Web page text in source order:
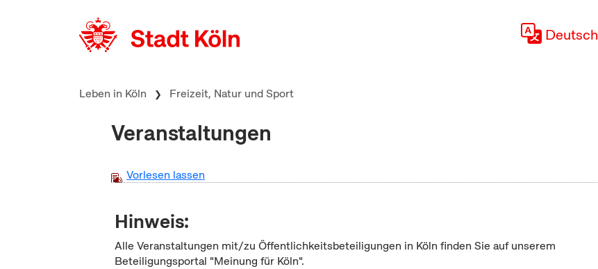
Deutsch
Leben in Köln Freizeit, Natur und Sport
Veranstaltungen
Vorlesen lassen
Hinweis:
Alle Veranstaltungen mit/zu Öffentlichkeitsbeteiligungen in Köln finden Sie auf unserem
Beteiligungsportal "Meinung für Köln".